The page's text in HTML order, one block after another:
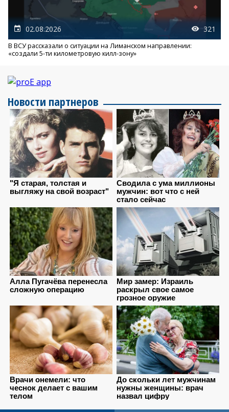
02.08.2026 321
В ВСУ рассказали о ситуации на Лиманском направлении:
«создали 5-ти километровую килл-зону»
Новости партнеров